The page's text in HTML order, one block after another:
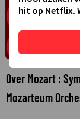
Over Mozart :
Mozarteum
hit op Netflix.